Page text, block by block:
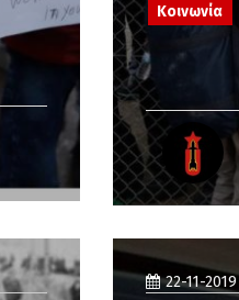
Κοινωνία
22-11-2019